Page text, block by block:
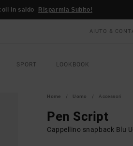
in saldo Risparmia Subito!
AIUTO &
SPORT LOOKBOOK
Home Uomo Accessori
Pen Script
Cappellino snapback Blu